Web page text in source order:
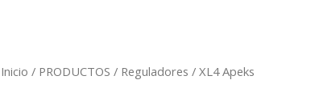
Inicio / PRODUCTOS / Reguladores / XL4 Apeks
El
El
XL4